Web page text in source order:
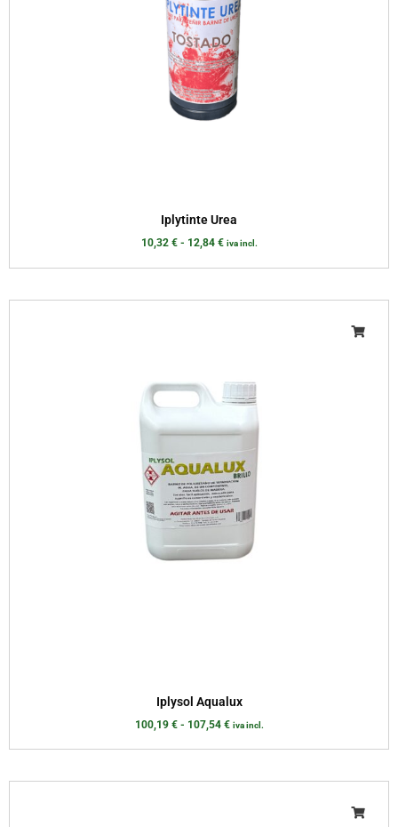
Iplytinte Urea
10,32 € - 12,84 € iva incl.
Iplysol Aqualux
100,19 € - 107,54 € iva incl.